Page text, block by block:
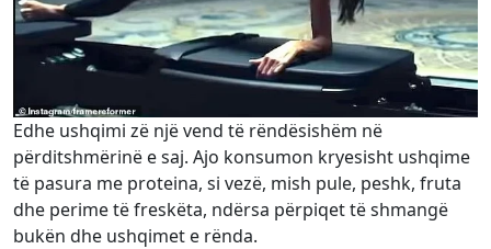
Edhe ushqimi zë një vend të rëndësishëm në
përditshmërinë e saj. Ajo konsumon kryesisht ushqime
të pasura me proteina, si vezë, mish pule, peshk, fruta
dhe perime të freskëta, ndërsa përpiqet të shmangë
bukën dhe ushqimet e rënda.